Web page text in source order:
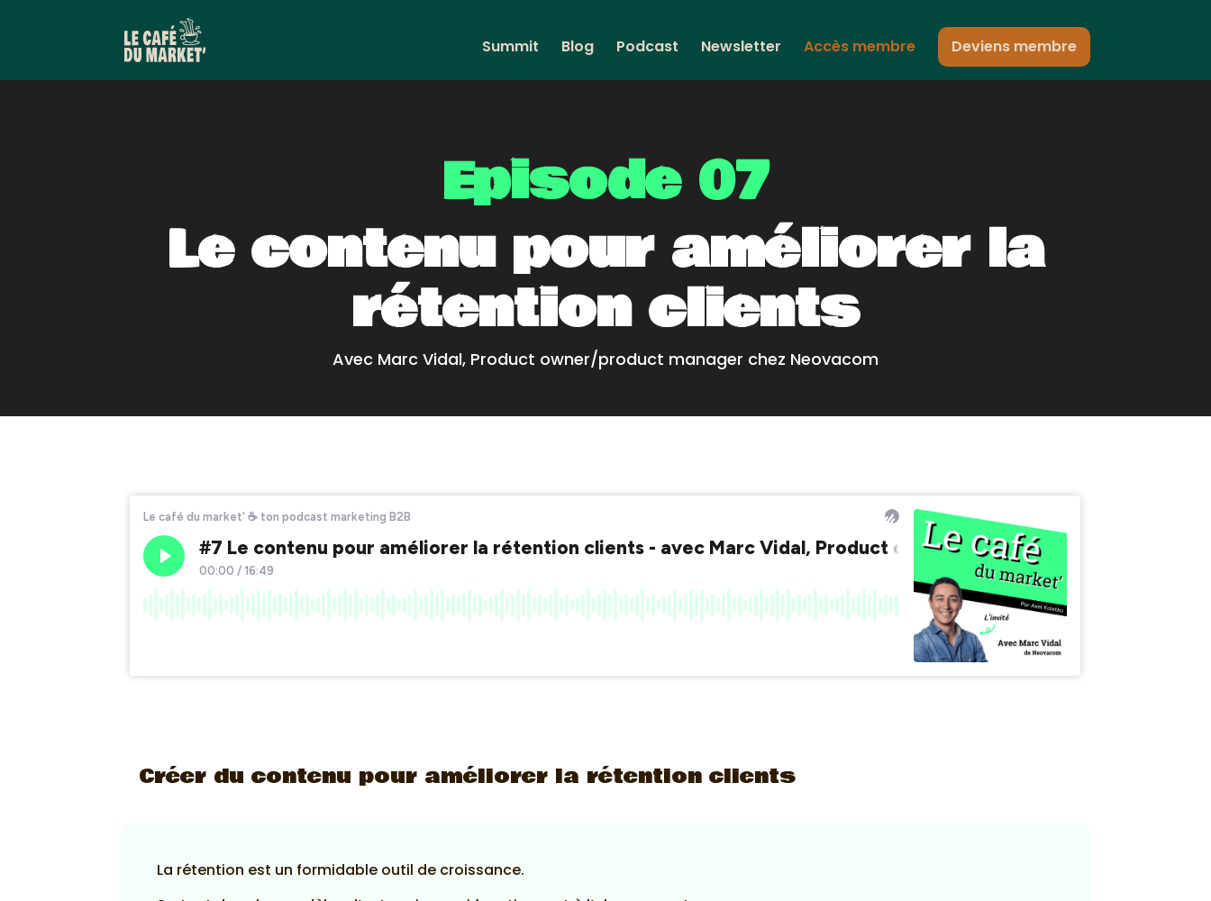
Summit Blog Podcast Newsletter Accès membre Deviens membre
Episode 07
Le contenu pour améliorer la
rétention clients
Avec Marc Vidal, Product owner/product manager chez Neovacom
Créer du contenu pour améliorer la rétention clients
La rétention est un formidable outil de croissance.